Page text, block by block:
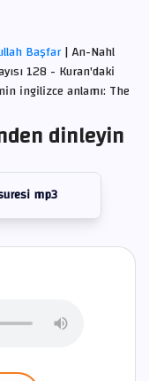
Başfar| An-Nahl
128 - Kuran'daki
ingilizce anlamı: The
dinleyin
mp3